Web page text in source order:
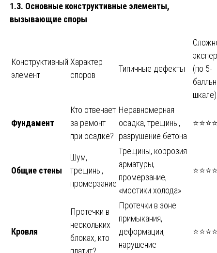
1.3. Основные конструктивные элементы,
вызывающие споры
Конструктивный
элемент
Характер
споров
Типичные дефекты
(по 5-
шкале)
Фундамент
Кто отвечает
за ремонт
при осадке?
Неравномерная
осадка, трещины,
разрушение бетона
Общие стены
Шум,
трещины,
промерзание
Трещины, коррозия
арматуры,
промерзание,
«мостики холода»
Кровля
Протечки в
нескольких
блоках, кто
платит?
Протечки в зоне
примыкания,
деформации,
нарушение